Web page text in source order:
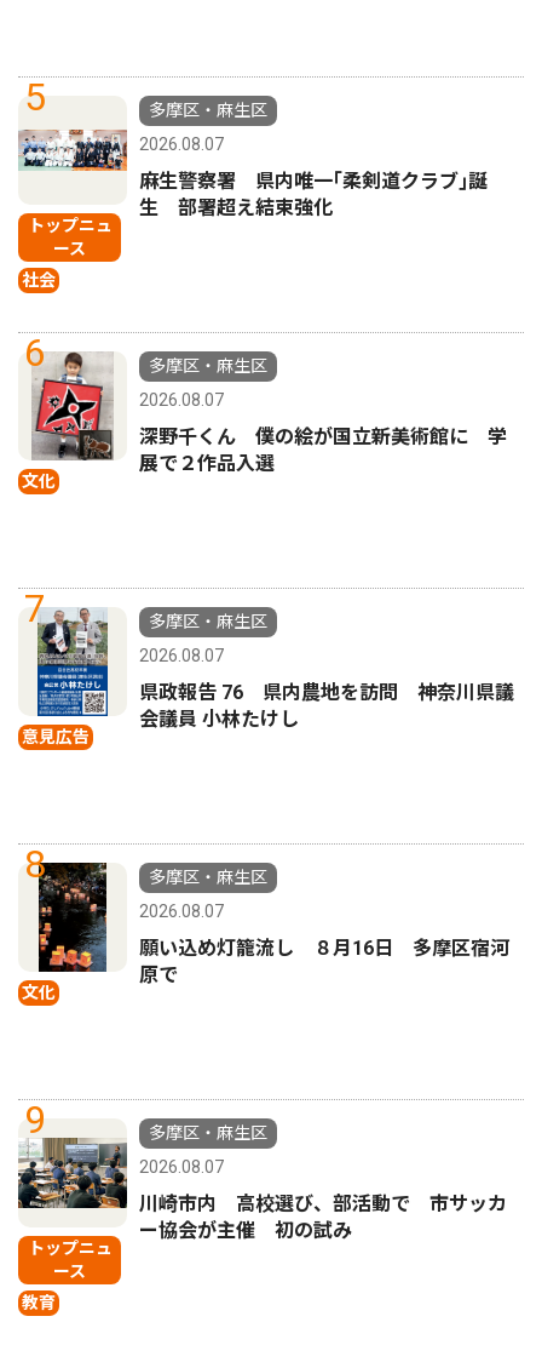
5
トップニュ
ース
社会
多摩区・麻生区
2026.08.07
麻生警察署 県内唯一｢柔剣道クラブ｣誕
生 部署超え結束強化
6
文化
多摩区・麻生区
2026.08.07
深野千くん 僕の絵が国立新美術館に 学
展で２作品入選
7
意見広告
多摩区・麻生区
2026.08.07
県政報告 76 県内農地を訪問 神奈川県議
会議員 小林たけし
8
文化
多摩区・麻生区
2026.08.07
願い込め灯籠流し ８月16日 多摩区宿河
原で
9
トップニュ
ース
教育
多摩区・麻生区
2026.08.07
川崎市内 高校選び、部活動で 市サッカ
ー協会が主催 初の試み